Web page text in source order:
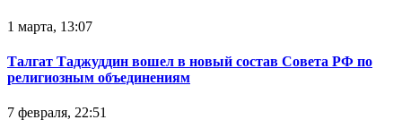
1 марта, 13:07
Талгат Таджуддин вошел в новый состав Совета РФ по
религиозным объединениям
7 февраля, 22:51